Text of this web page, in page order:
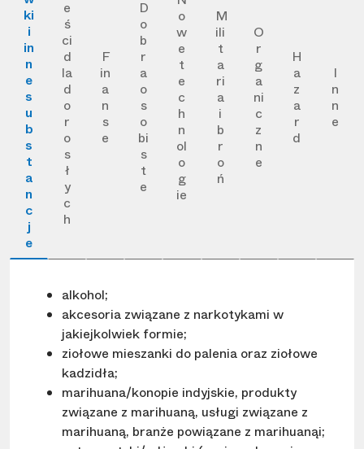
ki
i
in
n
e
s
u
b
s
t
a
n
c
j
e
e
ś
ci
d
la
d
o
r
o
s
ł
y
c
h
F
in
a
n
s
e
D
o
b
r
a
o
s
o
bi
s
t
e
o
w
e
t
e
c
h
n
ol
o
g
ie
M
ili
t
a
ri
a
i
b
r
o
ń
O
r
g
a
ni
c
z
n
e
H
a
z
a
r
d
I
n
n
e
alkohol;
akcesoria związane z narkotykami w
jakiejkolwiek formie;
ziołowe mieszanki do palenia oraz ziołowe
kadzidła;
marihuana/konopie indyjskie, produkty
związane z marihuaną, usługi związane z
marihuaną, branże powiązane z marihuanąi;